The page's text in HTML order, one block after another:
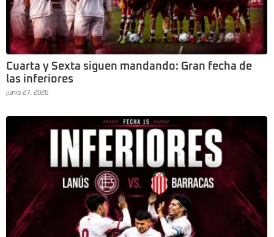
Cuarta y Sexta siguen mandando: Gran fecha de
las inferiores
junio 27, 2026